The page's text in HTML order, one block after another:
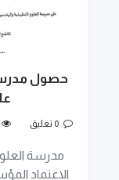
حصول
0 تعليق
مدرسة
الاعتماد